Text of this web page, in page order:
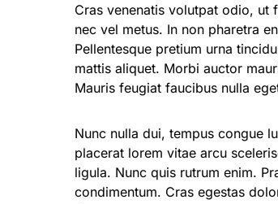
Cras venenatis volutpat odio, ut
nec vel metus. In non pharetra
Pellentesque pretium urna
mattis aliquet. Morbi auctor
Mauris feugiat faucibus nulla
Nunc nulla dui, tempus congue
placerat lorem vitae arcu
ligula. Nunc quis rutrum enim.
condimentum. Cras egestas